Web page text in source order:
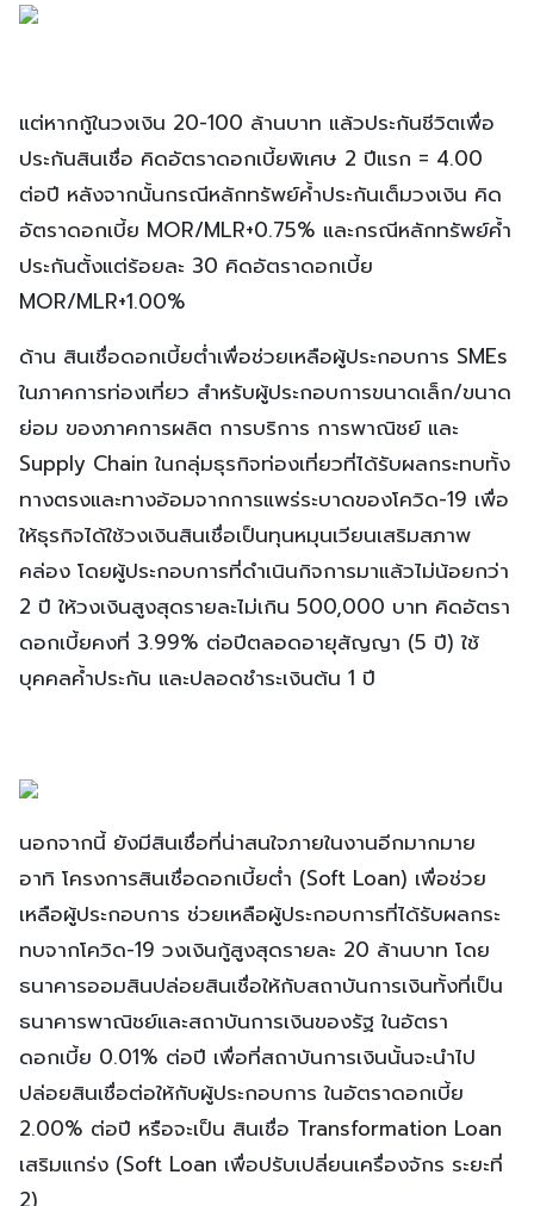
แต่หากกู้ในวงเงิน 20-100 ล้านบาท แล้วประกันชีวิตเพื่อ
ประกันสินเชื่อ คิดอัตราดอกเบี้ยพิเศษ 2 ปีแรก = 4.00
ต่อปี หลังจากนั้นกรณีหลักทรัพย์ค้ำประกันเต็มวงเงิน คิด
อัตราดอกเบี้ย MOR/MLR+0.75% และกรณีหลักทรัพย์ค้ำ
ประกันตั้งแต่ร้อยละ 30 คิดอัตราดอกเบี้ย
MOR/MLR+1.00%
ด้าน สินเชื่อดอกเบี้ยต่ำเพื่อช่วยเหลือผู้ประกอบการ SMEs
ในภาคการท่องเที่ยว สำหรับผู้ประกอบการขนาดเล็ก/ขนาด
ย่อม ของภาคการผลิต การบริการ การพาณิชย์ และ
Supply Chain ในกลุ่มธุรกิจท่องเที่ยวที่ได้รับผลกระทบทั้ง
ทางตรงและทางอ้อมจากการแพร่ระบาดของโควิด-19 เพื่อ
ให้ธุรกิจได้ใช้วงเงินสินเชื่อเป็นทุนหมุนเวียนเสริมสภาพ
คล่อง โดยผู้ประกอบการที่ดำเนินกิจการมาแล้วไม่น้อยกว่า
2 ปี ให้วงเงินสูงสุดรายละไม่เกิน 500,000 บาท คิดอัตรา
ดอกเบี้ยคงที่ 3.99% ต่อปีตลอดอายุสัญญา (5 ปี) ใช้
บุคคลค้ำประกัน และปลอดชำระเงินต้น 1 ปี
นอกจากนี้ ยังมีสินเชื่อที่น่าสนใจภายในงานอีกมากมาย
อาทิ โครงการสินเชื่อดอกเบี้ยต่ำ (Soft Loan) เพื่อช่วย
เหลือผู้ประกอบการ ช่วยเหลือผู้ประกอบการที่ได้รับผลกระ
ทบจากโควิด-19 วงเงินกู้สูงสุดรายละ 20 ล้านบาท โดย
ธนาคารออมสินปล่อยสินเชื่อให้กับสถาบันการเงินทั้งที่เป็น
ธนาคารพาณิชย์และสถาบันการเงินของรัฐ ในอัตรา
ดอกเบี้ย 0.01% ต่อปี เพื่อที่สถาบันการเงินนั้นจะนำไป
ปล่อยสินเชื่อต่อให้กับผู้ประกอบการ ในอัตราดอกเบี้ย
2.00% ต่อปี หรือจะเป็น สินเชื่อ Transformation Loan
เสริมแกร่ง (Soft Loan เพื่อปรับเปลี่ยนเครื่องจักร ระยะที่
2)